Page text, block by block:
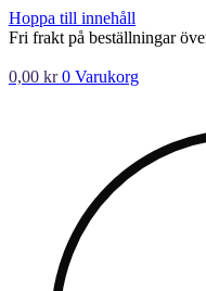
Hoppa till innehåll
Fri frakt på beställningar
0,00 kr 0 Varukorg